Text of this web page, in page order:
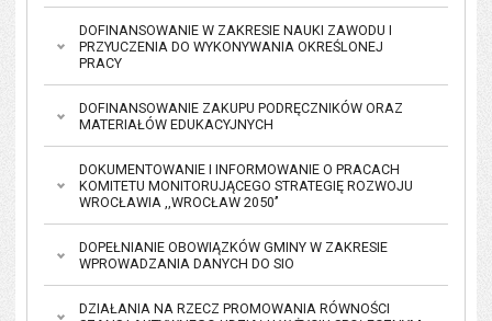
DOFINANSOWANIE W ZAKRESIE NAUKI ZAWODU I
PRZYUCZENIA DO WYKONYWANIA OKREŚLONEJ
PRACY
DOFINANSOWANIE ZAKUPU PODRĘCZNIKÓW ORAZ
MATERIAŁÓW EDUKACYJNYCH
DOKUMENTOWANIE I INFORMOWANIE O PRACACH
KOMITETU MONITORUJĄCEGO STRATEGIĘ ROZWOJU
WROCŁAWIA ,,WROCŁAW 2050’’
DOPEŁNIANIE OBOWIĄZKÓW GMINY W ZAKRESIE
WPROWADZANIA DANYCH DO SIO
DZIAŁANIA NA RZECZ PROMOWANIA RÓWNOŚCI